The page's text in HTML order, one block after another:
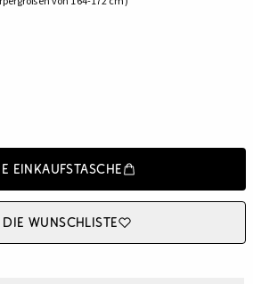
Einkaufstasche
die Wunschliste